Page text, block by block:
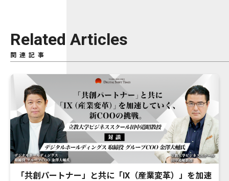
Related Articles
関連記事
「共創パートナー」と共に「IX（産業変革）」を加速